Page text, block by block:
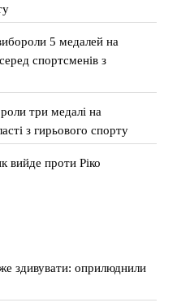
5 медалей на
спортсменів з
три медалі на
з гирьового спорту
вийде проти Ріко
здивувати: оприлюднили